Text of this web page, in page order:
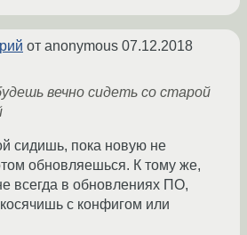
от anonymous 07.12.2018
вечно сидеть со старой
сидишь, пока новую не
обновляешься. К тому же,
всегда в обновлениях ПО,
с конфигом или